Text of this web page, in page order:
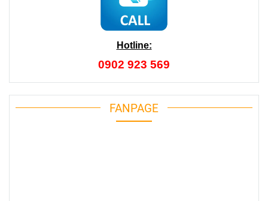
Hotline:
0902 923 569
FANPAGE